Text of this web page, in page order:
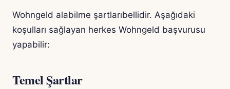
Wohngeld alabilme şartlarıbellidir. Aşağıdaki
koşulları sağlayan herkes Wohngeld başvurusu
yapabilir:
Temel Şartlar